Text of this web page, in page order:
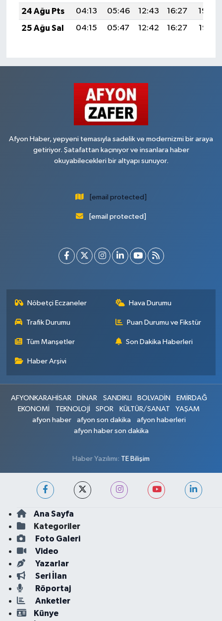
24 Ağu Pts
04:13 05:46 12:43 16:27
19:29
25 Ağu Sal
04:15 05:47 12:42 16:27 19:27
Afyon Haber, yepyeni temasıyla sadelik ve modernizmi bir araya
getiriyor. Şatafattan kaçınıyor ve insanlara haber
okuyabilecekleri bir altyapı sunuyor.
[email protected]
[email protected]
Nöbetçi Eczaneler Hava Durumu
Trafik Durumu Puan Durumu ve Fikstür
Tüm Manşetler Son Dakika Haberleri
Haber Arşivi
AFYONKARAHİSAR DİNAR SANDIKLI BOLVADİN
EMİRDAĞ
EKONOMİ
TEKNOLOJİ SPOR KÜLTÜR/SANAT
YAŞAM
afyon haber
afyon son dakika
afyon haberleri
afyon haber son dakika
Haber Yazılımı: TE Bilişim
Ana Sayfa
Kategoriler
Foto Galeri
Video
Yazarlar
Seri İlan
Röportaj
Anketler
Künye